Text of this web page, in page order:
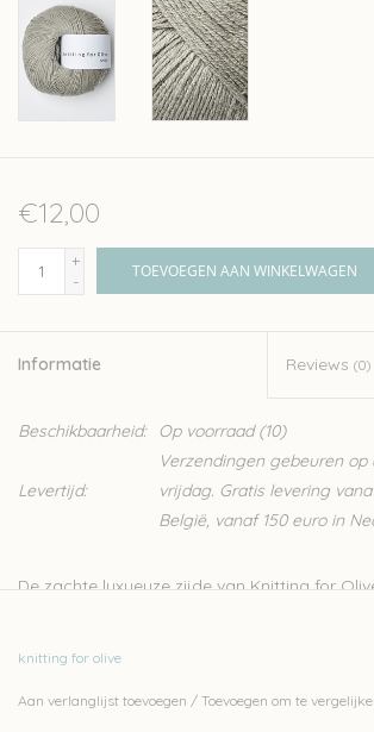
€12,00
+
-
TOEVOEGEN AAN WINKELWAGEN
Informatie Reviews (0)
Beschikbaarheid: Op voorraad(10)
Levertijd:
Verzendingen gebeuren op
vrijdag. Gratis levering
België, vanaf 150 euro in
De zachte luxueuze zijde van Knitting for
voor kinderen en baby’s. De zijde van
knitting for olive
Aan verlanglijst toevoegen / Toevoegen om te